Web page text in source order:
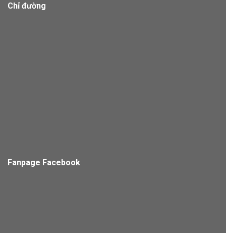
Chỉ đường
Fanpage Facebook